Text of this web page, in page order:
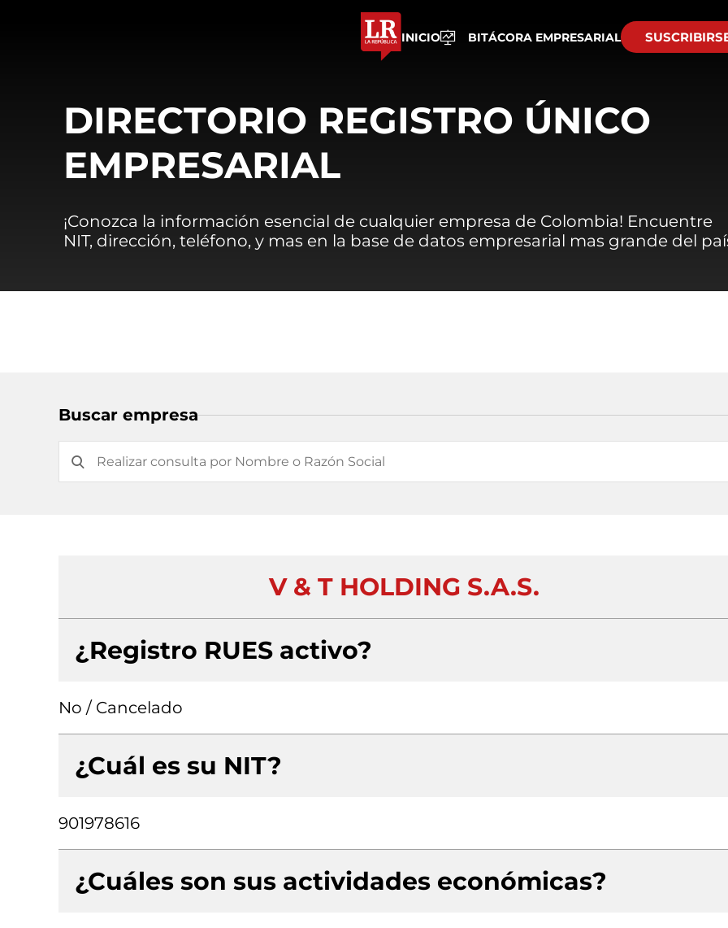
INICIO BITÁCORA EMPRESARIAL
DIRECTORIO REGISTRO ÚNICO
EMPRESARIAL
¡Conozca la información esencial de cualquier empresa de Colombia! Encuentre
NIT, dirección, teléfono, y mas en la base de datos empresarial mas grande del
Buscar empresa
V & T HOLDING S.A.S.
¿Registro RUES activo?
No / Cancelado
¿Cuál es su NIT?
901978616
¿Cuáles son sus actividades económicas?